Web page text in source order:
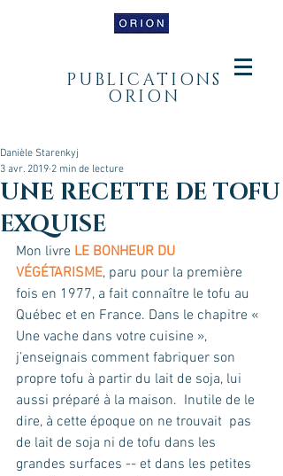
PUBLICATIONS
ORION
UNE RECETTE DE TOFU
EXQUISE
Danièle Starenkyj
3 avr. 2019 2 min de lecture
Mon livre LE BONHEUR DU
VÉGÉTARISME, paru pour la première
fois en 1977, a fait connaître le tofu au
Québec et en France. Dans le chapitre «
Une vache dans votre cuisine »,
j’enseignais comment fabriquer son
propre tofu à partir du lait de soja, lui
aussi préparé à la maison.  Inutile de le
dire, à cette époque on ne trouvait  pas
de lait de soja ni de tofu dans les
grandes surfaces -- et dans les petites